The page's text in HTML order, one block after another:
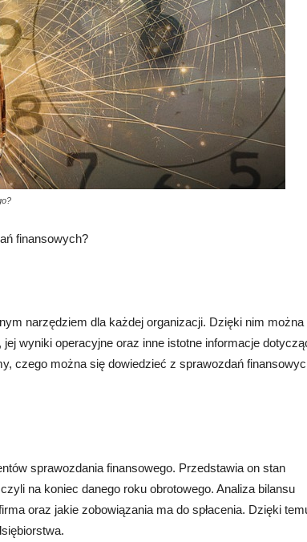
finansowych?
narzędziem dla każdej organizacji. Dzięki nim można
wyniki operacyjne oraz inne istotne informacje
czego można się dowiedzieć z sprawozdań
sprawozdania finansowego. Przedstawia on stan
na koniec danego roku obrotowego. Analiza bilansu
oraz jakie zobowiązania ma do spłacenia. Dzięki